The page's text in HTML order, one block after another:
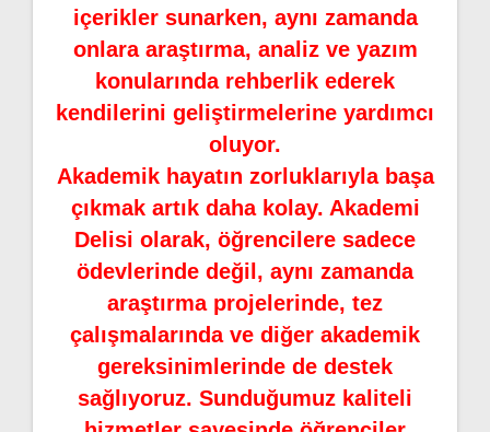
içerikler sunarken, aynı zamanda
onlara araştırma, analiz ve yazım
konularında rehberlik ederek
kendilerini geliştirmelerine yardımcı
oluyor.
Akademik hayatın zorluklarıyla başa
çıkmak artık daha kolay. Akademi
Delisi olarak, öğrencilere sadece
ödevlerinde değil, aynı zamanda
araştırma projelerinde, tez
çalışmalarında ve diğer akademik
gereksinimlerinde de destek
sağlıyoruz. Sunduğumuz kaliteli